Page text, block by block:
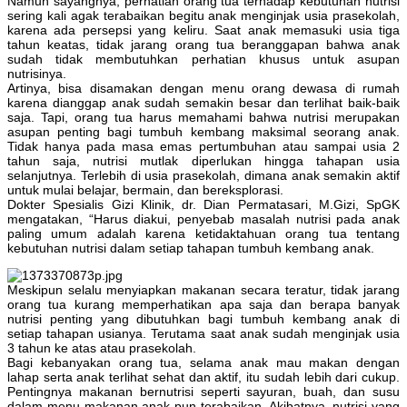
sering kali agak terabaikan begitu anak menginjak usia prasekolah,
karena ada persepsi yang keliru. Saat anak memasuki usia tiga
tahun keatas, tidak jarang orang tua beranggapan bahwa anak
sudah tidak membutuhkan perhatian khusus untuk asupan
nutrisinya.
Artinya, bisa disamakan dengan menu orang dewasa di rumah
karena dianggap anak sudah semakin besar dan terlihat baik-baik
saja. Tapi, orang tua harus memahami bahwa nutrisi merupakan
asupan penting bagi tumbuh kembang maksimal seorang anak.
Tidak hanya pada masa emas pertumbuhan atau sampai usia 2
tahun saja, nutrisi mutlak diperlukan hingga tahapan usia
selanjutnya. Terlebih di usia prasekolah, dimana anak semakin aktif
untuk mulai belajar, bermain, dan bereksplorasi.
Dokter Spesialis Gizi Klinik, dr. Dian Permatasari, M.Gizi, SpGK
mengatakan, “Harus diakui, penyebab masalah nutrisi pada anak
paling umum adalah karena ketidaktahuan orang tua tentang
kebutuhan nutrisi dalam setiap tahapan tumbuh kembang anak.
Meskipun selalu menyiapkan makanan secara teratur, tidak jarang
orang tua kurang memperhatikan apa saja dan berapa banyak
nutrisi penting yang dibutuhkan bagi tumbuh kembang anak di
setiap tahapan usianya. Terutama saat anak sudah menginjak usia
3 tahun ke atas atau prasekolah.
Bagi kebanyakan orang tua, selama anak mau makan dengan
lahap serta anak terlihat sehat dan aktif, itu sudah lebih dari cukup.
Pentingnya makanan bernutrisi seperti sayuran, buah, dan susu